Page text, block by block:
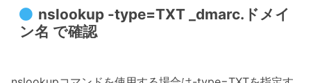
nslookup -type=TXT _dmarc.ドメイ
ン名 で確認